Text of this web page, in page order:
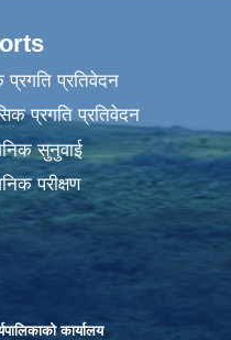
प्रगति प्रतिवेदन
प्रगति प्रतिवेदन
सुनुवाई
परीक्षण
कार्यालय